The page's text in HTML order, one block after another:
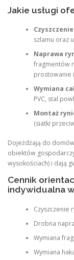
Jakie usługi
szlamu oraz
Naprawa
fragmentów
prostowanie
Wymiana
PVC, stal
Montaż
(siatki
Dojeżdżają do
obiektów
wysokościach) i dają
Cennik
indywidualna
Czyszczenie
Drobna
Wymiana
Wymiana